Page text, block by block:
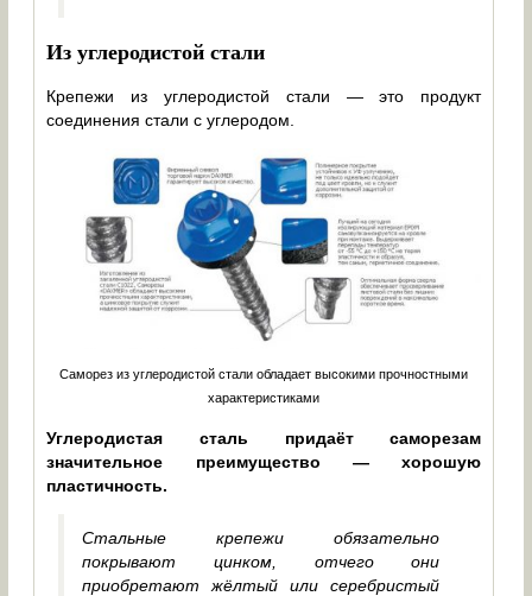
Из углеродистой стали
Крепежи из углеродистой стали — это продукт
соединения стали с углеродом.
Саморез из углеродистой стали обладает высокими прочностными
характеристиками
Углеродистая сталь придаёт саморезам
значительное преимущество — хорошую
пластичность.
Стальные крепежи обязательно
покрывают цинком, отчего они
приобретают жёлтый или серебристый